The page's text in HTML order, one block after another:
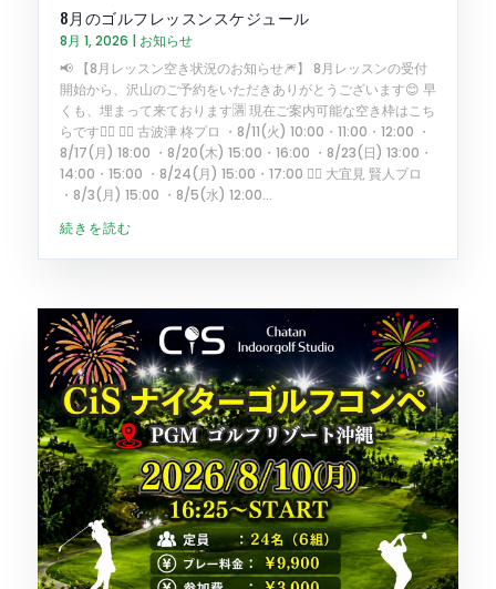
8月のゴルフレッスンスケジュール
8月 1, 2026 | お知らせ
📢 【8月レッスン空き状況のお知らせ🎆】 8月レッスンの受付
開始から、沢山のご予約をいただきありがとうございます😊 早
くも、埋まって来ております🈵 現在ご案内可能な空き枠はこち
らです🏌️‍♂️ 🏌️‍♂️ 古波津 柊プロ ・8/11(火) 10:00・11:00・12:00 ・
8/17(月) 18:00 ・8/20(木) 15:00・16:00 ・8/23(日) 13:00・
14:00・15:00 ・8/24(月) 15:00・17:00 🏌️‍♂️ 大宜見 賢人プロ
・8/3(月) 15:00 ・8/5(水) 12:00...
続きを読む